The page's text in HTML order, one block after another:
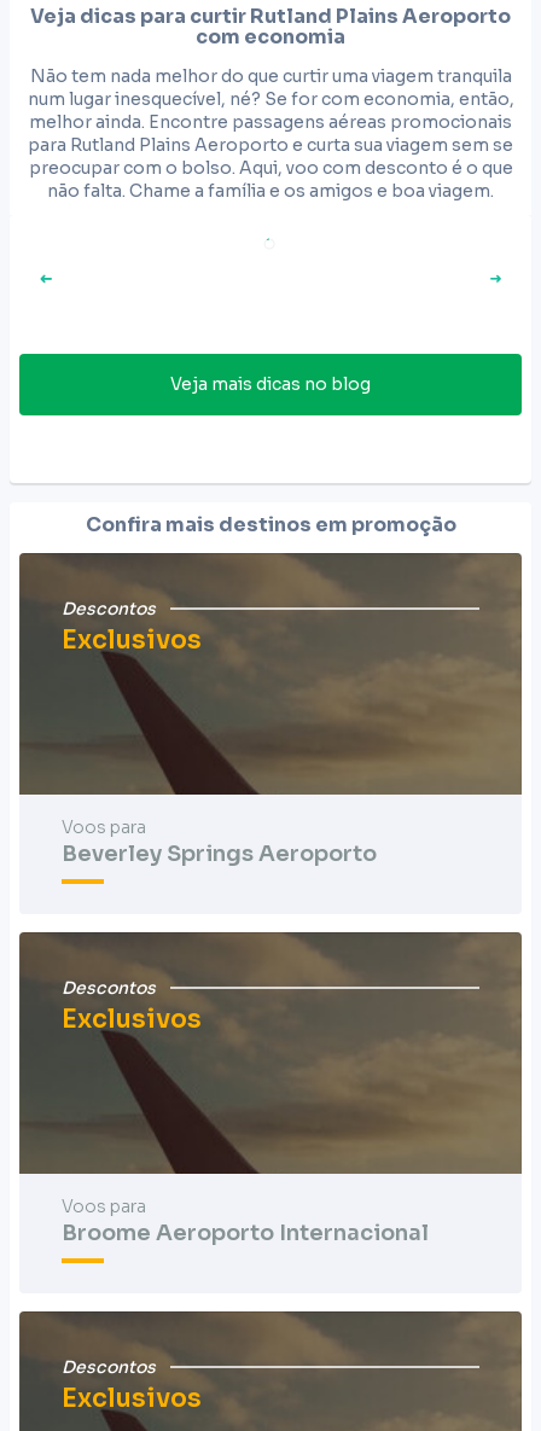
Veja dicas para curtirRutland Plains Aeroporto
com economia
Não tem nada melhor do que curtir uma viagem tranquila
num lugar inesquecível, né? Se for com economia, então,
melhor ainda. Encontre passagens aéreas promocionais
para Rutland Plains Aeroporto e curta sua viagem sem se
preocupar com o bolso. Aqui, voo com desconto é o que
não falta. Chame a família e os amigos e boa viagem.
Veja mais dicas no blog
Confira mais destinos em promoção
Descontos
Exclusivos
Voos para
Beverley Springs Aeroporto
Descontos
Exclusivos
Voos para
Broome Aeroporto Internacional
Descontos
Exclusivos